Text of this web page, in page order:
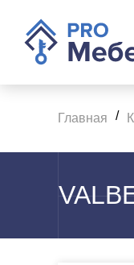
Главная /